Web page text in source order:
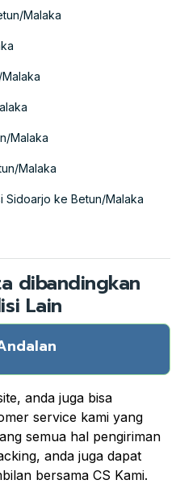
Malaka
Malaka
Malaka
Sidoarjo ke Betun/Malaka
dibandingkan
Lain
anda juga bisa
service kami yang
semua hal pengiriman
anda juga dapat
bersama CS Kami.